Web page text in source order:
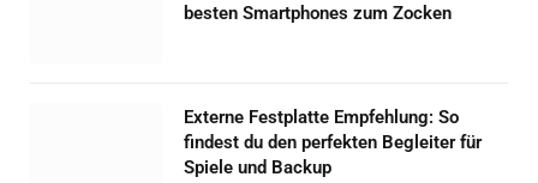
besten Smartphones zum Zocken
Externe Festplatte Empfehlung: So
findest du den perfekten Begleiter für
Spiele und Backup